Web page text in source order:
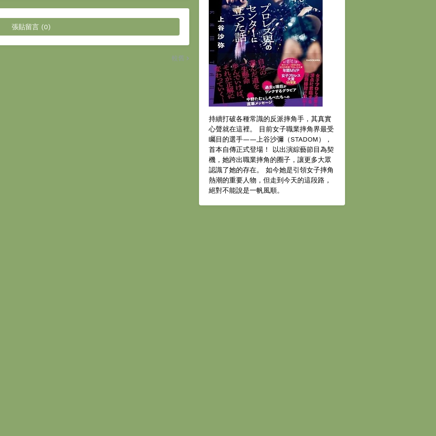
張貼留言 (0)
較舊
持續打破各種常識的反派摔角手，其真實
心聲就在這裡。 目前女子職業摔角界最受
矚目的選手——上谷沙彌（STADOM），
首本自傳正式登場！ 以出演綜藝節目為契
機，她跨出職業摔角的圈子，讓更多大眾
認識了她的存在。 如今她是引領女子摔角
熱潮的重要人物，但走到今天的這段路，
絕對不能說是一帆風順。